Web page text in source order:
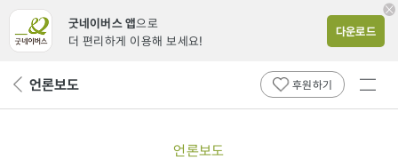
굿네이버스 앱으로
더 편리하게 이용해 보세요!
다운로드
뒤 언론보도 후원하기
전체
언론보도